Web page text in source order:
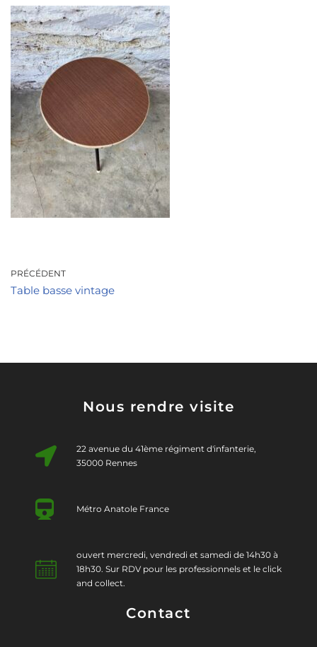
PRÉCÉDENT
Table basse vintage
Nous rendre visite
22 avenue du 41ème régiment d'infanterie,
35000 Rennes
Métro Anatole France
ouvert mercredi, vendredi et samedi de 14h30 à
18h30. Sur RDV pour les professionnels et le click
and collect.
Contact